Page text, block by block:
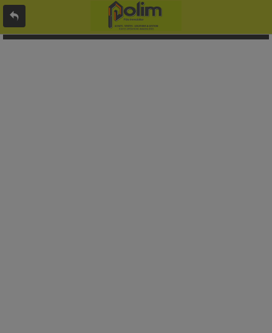
L'offre 8874532 n'existe pas ou n'est plus en ligne